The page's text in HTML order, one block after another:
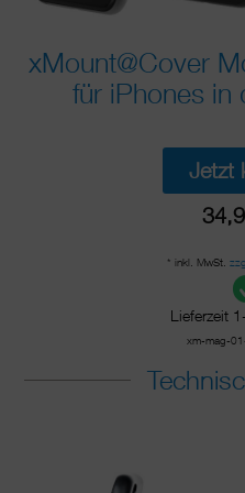
xMount@Cover
für iPhones in
Jetzt
* inkl. MwSt.
Lieferzeit
xm-mag-